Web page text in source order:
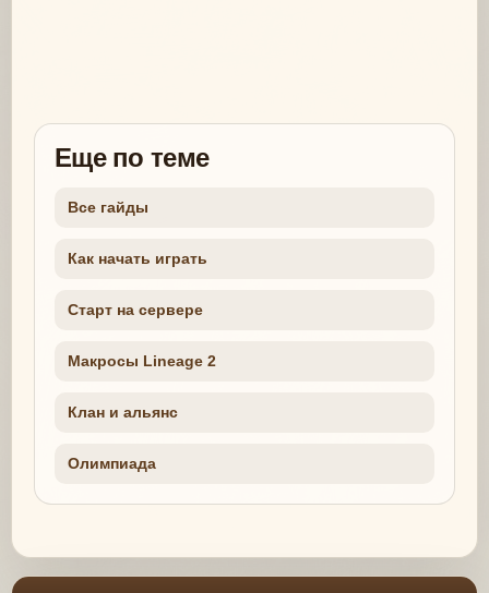
Еще по теме
Все гайды
Как начать играть
Старт на сервере
Макросы Lineage 2
Клан и альянс
Олимпиада